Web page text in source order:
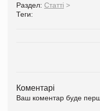
Раздел: Статті >
Теги:
Коментарі
Ваш коментар буде